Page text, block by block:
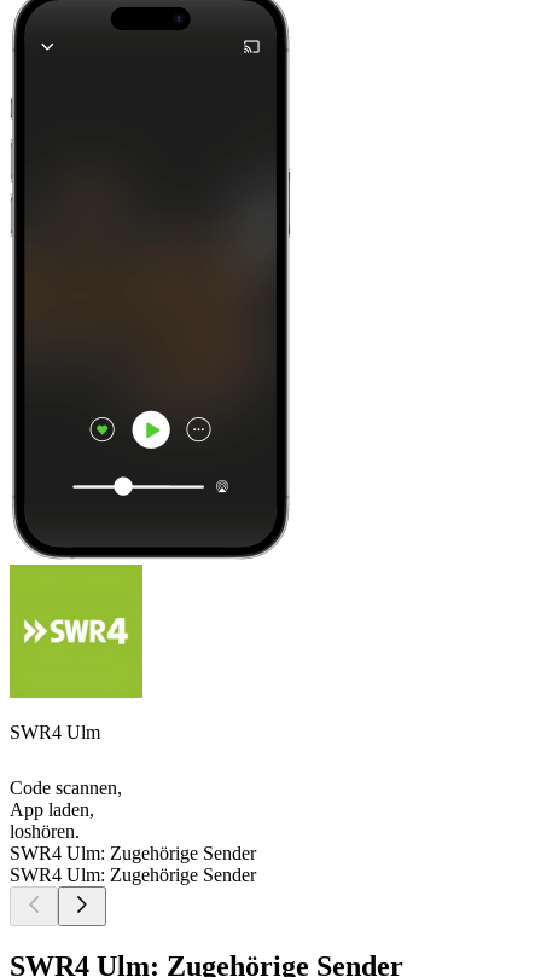
SWR4 Ulm
Code scannen,
App laden,
loshören.
SWR4 Ulm: Zugehörige Sender
SWR4 Ulm: Zugehörige Sender
SWR4 Ulm: Zugehörige Sender